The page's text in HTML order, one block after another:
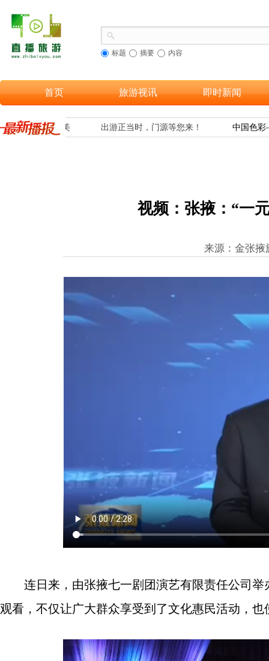
标题 摘要 内容
首页 旅游视讯 即时新闻
黎族织锦之美 出游正当时，门源等您来！ 中国色彩
视频：张掖：“一
来源：金张
连日来，由张掖七一剧团演艺有限责任公司举
观看，不仅让广大群众享受到了文化惠民活动，也